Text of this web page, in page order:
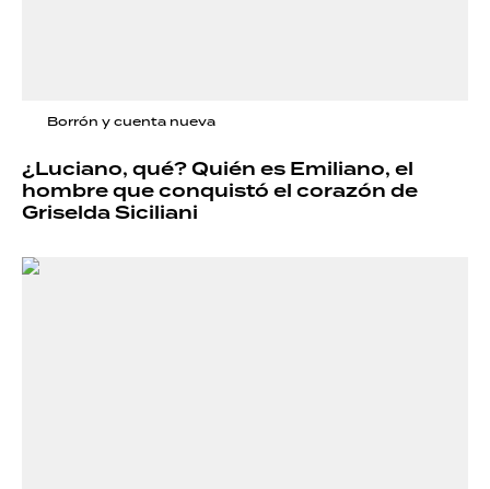
Borrón y cuenta nueva
¿Luciano, qué? Quién es Emiliano, el
hombre que conquistó el corazón de
Griselda Siciliani